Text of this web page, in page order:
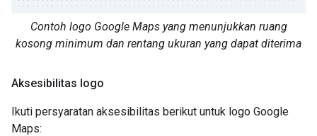
Contoh logo Google Maps yang menunjukkan ruang
kosong minimum dan rentang ukuran yang dapat diterima
Aksesibilitas logo
Ikuti persyaratan aksesibilitas berikut untuk logo Google
Maps: